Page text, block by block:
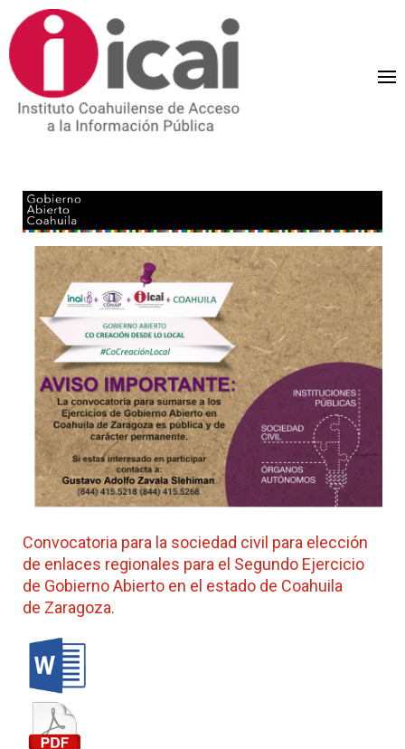
Convocatoria para la sociedad civil para elección
de enlaces regionales para el Segundo Ejercicio
de Gobierno Abierto en el estado de Coahuila
de Zaragoza.